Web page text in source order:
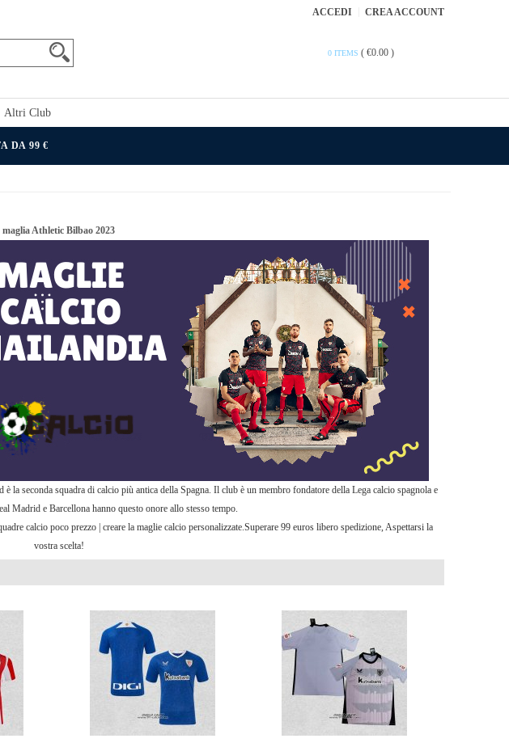
ACCEDI CREA ACCOUNT
0 ITEMS ( €0.00 )
Altri Club
DA 99 €
maglia Athletic Bilbao 2023
la seconda squadra di calcio più antica della Spagna. Il club è un membro fondatore della Lega calcio spagnola e
Madrid e Barcellona hanno questo onore allo stesso tempo.
calcio poco prezzo | creare la maglie calcio personalizzate.Superare 99 euros libero spedizione, Aspettarsi la
vostra scelta!